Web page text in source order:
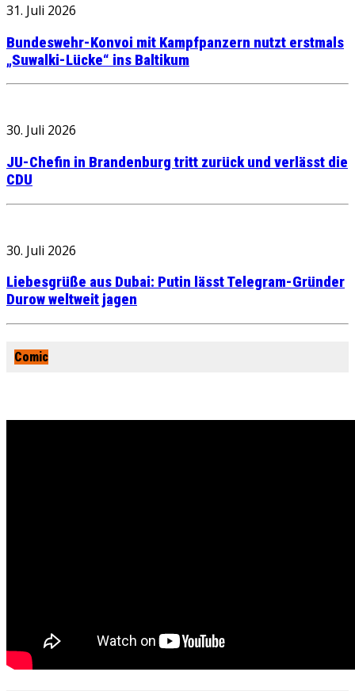
31. Juli 2026
Bundeswehr-Konvoi mit Kampfpanzern nutzt erstmals
„Suwalki-Lücke“ ins Baltikum
30. Juli 2026
JU-Chefin in Brandenburg tritt zurück und verlässt die
CDU
30. Juli 2026
Liebesgrüße aus Dubai: Putin lässt Telegram-Gründer
Durow weltweit jagen
Comic